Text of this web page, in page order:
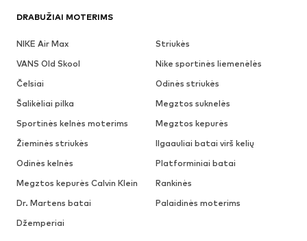
DRABUŽIAI MOTERIMS
NIKE Air Max
Striukės
VANS Old Skool
Nike sportinės liemenėlės
Čelsiai
Odinės striukės
Šalikėliai pilka
Megztos suknelės
Sportinės kelnės moterims
Megztos kepurės
Žieminės striukės
Ilgaauliai batai virš kelių
Odinės kelnės
Platforminiai batai
Megztos kepurės Calvin Klein
Rankinės
Dr. Martens batai
Palaidinės moterims
Džemperiai